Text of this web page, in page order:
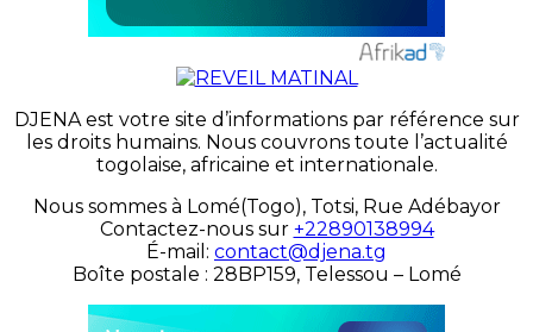
DJENA est votre site d’informations par référence sur
les droits humains. Nous couvrons toute l’actualité
togolaise, africaine et internationale.
Nous sommes à Lomé(Togo), Totsi, Rue Adébayor
Contactez-nous sur +22890138994
É-mail: contact@djena.tg
Boîte postale : 28BP159, Telessou – Lomé